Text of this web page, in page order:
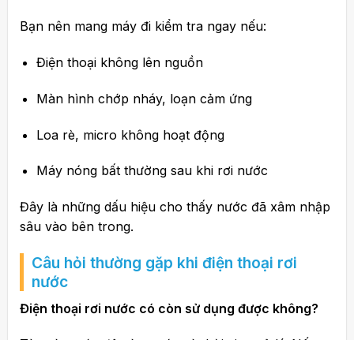
Bạn nên mang máy đi kiểm tra ngay nếu:
Điện thoại không lên nguồn
Màn hình chớp nháy, loạn cảm ứng
Loa rè, micro không hoạt động
Máy nóng bất thường sau khi rơi nước
Đây là những dấu hiệu cho thấy nước đã xâm nhập
sâu vào bên trong.
Câu hỏi thường gặp khi điện thoại rơi
nước
Điện thoại rơi nước có còn sử dụng được không?